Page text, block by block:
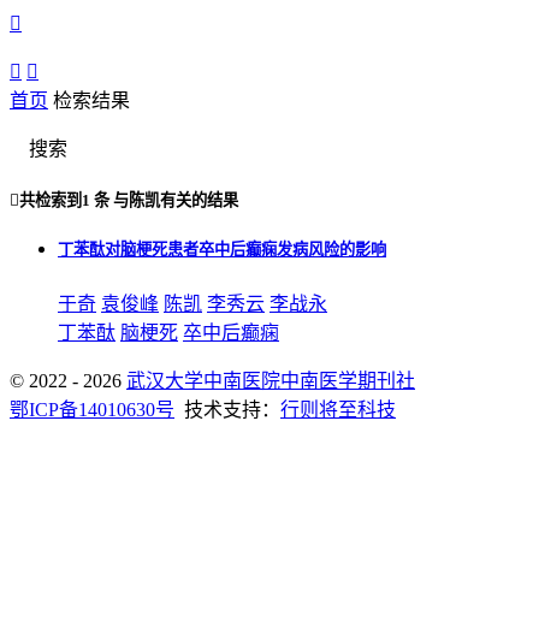

 
首页 检索结果
搜索
共检索到 1 条与陈凯有关的结果
丁苯酞对脑梗死患者卒中后癫痫发病风险的影响
于奇 袁俊峰 陈凯 李秀云 李战永
丁苯酞 脑梗死 卒中后癫痫
© 2022 - 2026 武汉大学中南医院中南医学期刊社
鄂ICP备14010630号 技术支持： 行则将至科技